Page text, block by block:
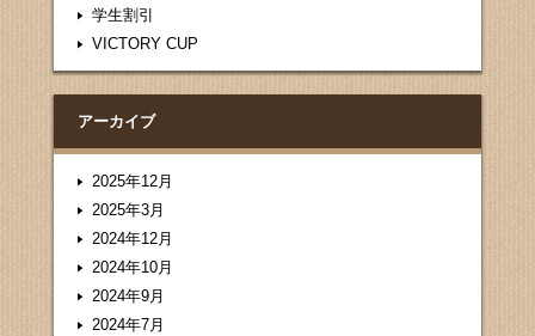
学生割引
VICTORY CUP
アーカイブ
2025年12月
2025年3月
2024年12月
2024年10月
2024年9月
2024年7月